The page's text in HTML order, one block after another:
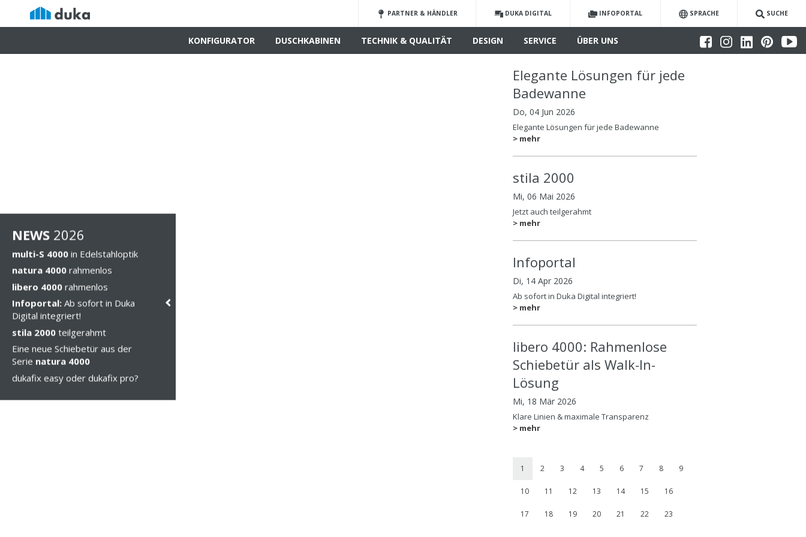
PARTNER & HÄNDLER DUKA DIGITAL INFOPORTAL SPRACHE SUCHE
KONFIGURATOR DUSCHKABINEN TECHNIK & QUALITÄT DESIGN SERVICE ÜBER UNS
Elegante Lösungen für jede
Badewanne
Do, 04 Jun 2026
Elegante Lösungen für jede Badewanne
> mehr
stila 2000
Mi, 06 Mai 2026
Jetzt auch teilgerahmt
> mehr
Infoportal
Di, 14 Apr 2026
Ab sofort in Duka Digital integriert!
> mehr
libero 4000: Rahmenlose
Schiebetür als Walk-In-
Lösung
Mi, 18 Mär 2026
Klare Linien & maximale Transparenz
> mehr
1 2 3 4 5 6 7 8 9
10 11 12 13 14 15 16
17 18 19 20 21 22 23
NEWS 2026
multi-S 4000 in Edelstahloptik
natura 4000 rahmenlos
libero 4000 rahmenlos
Infoportal: Ab sofort in Duka
Digital integriert!
stila 2000 teilgerahmt
Eine neue Schiebetür aus der
Serie natura 4000
dukafix easy oder dukafix pro?